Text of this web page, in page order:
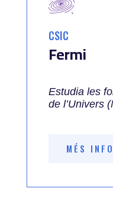
CSIC
Fermi
Estudia les
de l’Univers
MÉS